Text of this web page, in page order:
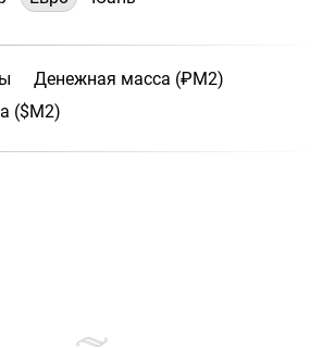
Денежная масса (₽М2)
($М2)